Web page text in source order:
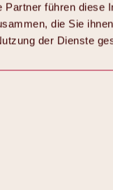
Partner führen diese
die Sie
der Dienste